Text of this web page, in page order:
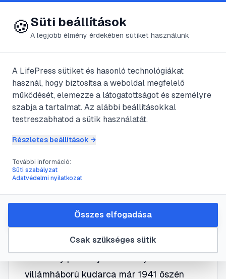
😍 LifePress
@pipitr
2025. február 12. ·3 perc olvasás
Magyarország a
háborúban (1941
december – 1944
március)
#béke # fejlődés #Gazdaság
villámháború kudarca már 1941 őszén
🍪Süti beállítások
A legjobb élmény érdekében sütiket használunk
A LifePress sütiket és hasonló technológiákat
használ, hogy biztosítsa a weboldal megfelelő
működését, elemezze a látogatottságot és személyre
szabja a tartalmat. Az alábbi beállításokkal
testreszabhatod a sütik használatát.
Részletes beállítások →
További információ:
Süti szabályzat
Adatvédelmi nyilatkozat
Csak szükséges sütik
Összes elfogadása